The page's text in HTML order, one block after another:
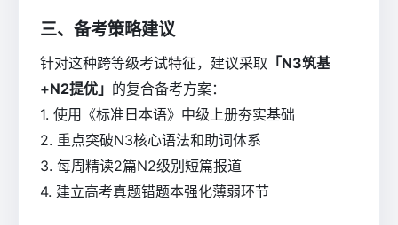
三、备考策略建议
针对这种跨等级考试特征，建议采取 「N3筑基
+N2提优」 的复合备考方案：
1. 使用《标准日本语》中级上册夯实基础
2. 重点突破N3核心语法和助词体系
3. 每周精读2篇N2级别短篇报道
4. 建立高考真题错题本强化薄弱环节